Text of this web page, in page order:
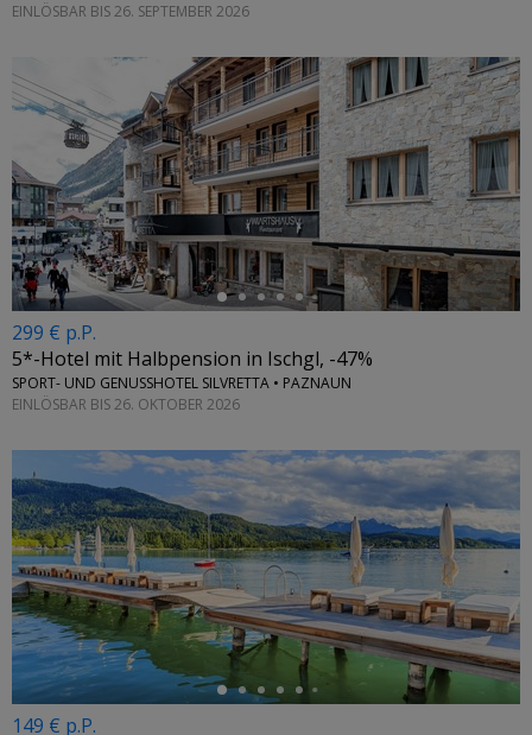
EINLÖSBAR BIS 26. SEPTEMBER 2026
←
299 € p.P.
5*-Hotel mit Halbpension in Ischgl, -47%
SPORT- UND GENUSSHOTEL SILVRETTA • PAZNAUN
EINLÖSBAR BIS 26. OKTOBER 2026
←
149 € p.P.